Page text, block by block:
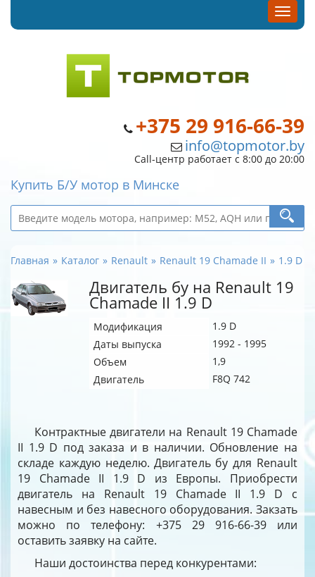
+375 29 916-66-39
info@topmotor.by
Call-центр работает с 8:00 до 20:00
Купить Б/У мотор в Минске
Главная Каталог Renault Renault 19 Chamade II 1.9 D
Двигатель бу на Renault 19
Chamade II 1.9 D
Модификация
1.9 D
Даты выпуска
1992 - 1995
Объем
1,9
Двигатель
F8Q 742
Контрактные двигатели на Renault 19 Chamade
II 1.9 D под заказа и в наличии. Обновление на
складе каждую неделю. Двигатель бу для Renault
19 Chamade II 1.9 D из Европы. Приобрести
двигатель на Renault 19 Chamade II 1.9 D с
навесным и без навесного оборудования. Закзать
можно по телефону: +375 29 916-66-39 или
оставить заявку на сайте.
Наши достоинства перед конкурентами: